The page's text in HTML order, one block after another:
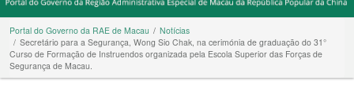
Portal do Governo da RAE de Macau
Notícias
Secretário para a Segurança, Wong Sio Chak, na cerimónia de graduação do 31°
Curso de Formação de Instruendos organizada pela Escola Superior das Forças de
Segurança de Macau.